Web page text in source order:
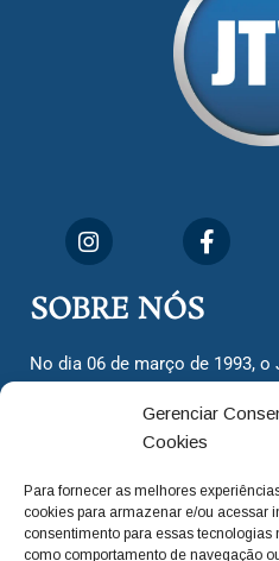
Gerenciar
Cookies
Para fornecer as melhores
cookies para armazenar e/ou acessar
consentimento para essas tecnologias
como comportamento de navegação
SOBRE NÓS
No dia 06 de março de 1993,
cidadãos valinhenses, já que
dois jornais. Há mais de 30
com o foco de trazer as
deixamos de lado as